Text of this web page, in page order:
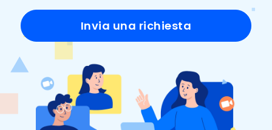
Invia una richiesta